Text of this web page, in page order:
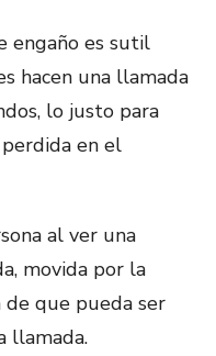
engaño es sutil
hacen una llamada
lo justo para
en el
al ver una
movida por la
de que pueda ser
llamada.